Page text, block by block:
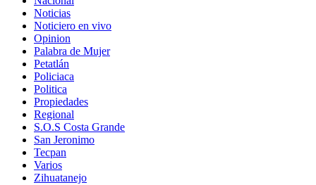
Noticias
Noticiero en vivo
Opinion
Palabra de Mujer
Petatlán
Policiaca
Politica
Propiedades
Regional
S.O.S Costa Grande
San Jeronimo
Tecpan
Varios
Zihuatanejo